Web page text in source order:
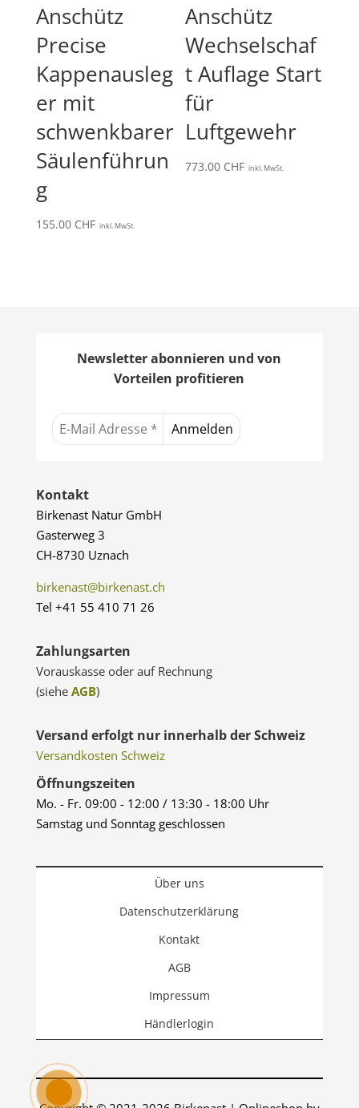
Anschütz
Precise
Kappenausleg
er mit
schwenkbarer
Säulenführun
g
155.00 CHF inkl. MwSt.
Anschütz
Wechselschaf
t Auflage Start
für
Luftgewehr
773.00 CHF inkl. MwSt.
Newsletter abonnieren und von
Vorteilen profitieren
Kontakt
Birkenast Natur GmbH
Gasterweg 3
CH-8730 Uznach
birkenast@birkenast.ch
Tel +41 55 410 71 26
Zahlungsarten
Vorauskasse oder auf Rechnung
(siehe AGB)
Versand erfolgt nur innerhalb der Schweiz
Versandkosten Schweiz
Öffnungszeiten
Mo. - Fr. 09:00 - 12:00 / 13:30 - 18:00 Uhr
Samstag und Sonntag geschlossen
Über uns
Datenschutzerklärung
Kontakt
AGB
Impressum
Händlerlogin